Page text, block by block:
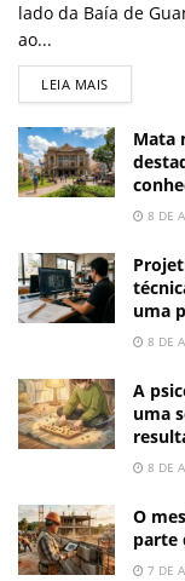
lado da Baía de
ao...
LEIA MAIS
Mata
8 DE
uma
8 DE
A
uma
8 DE
O
parte
7 DE